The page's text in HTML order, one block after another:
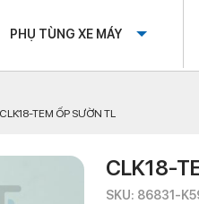
PHỤ TÙNG XE MÁY
CLK18-TEM ỐP SƯỜN TL
CLK18-
SKU: 86831-